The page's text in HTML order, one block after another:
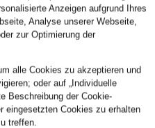
Weekend Max Mara
Weekend Max Mara
Röcke
Weekend Max Mara Sale
Anzeigen aufgrund Ihres
Analyse unserer Webseite,
zur Optimierung der
alle Cookies zu akzeptieren und
oder auf „Individuelle
Beschreibung der Cookie-
eingesetzten Cookies zu erhalten
treffen.